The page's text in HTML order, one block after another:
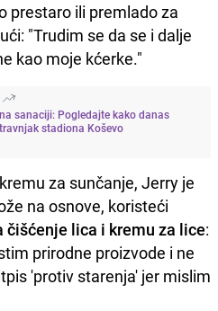
prestaro ili premlado za
"Trudim se da se i dalje
kao moje kćerke."
sanaciji: Pogledajte kako danas
stadiona Koševo
za sunčanje, Jerry je
na osnove, koristeći
čišćenje lica i kremu za lice:
prirodne proizvode i ne
'protiv starenja' jer mislim